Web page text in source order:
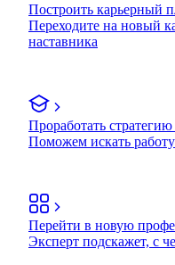
Построить карьерный
Переходите на новый
наставника
Проработать
Поможем искать
Перейти в новую
Эксперт подскажет, с